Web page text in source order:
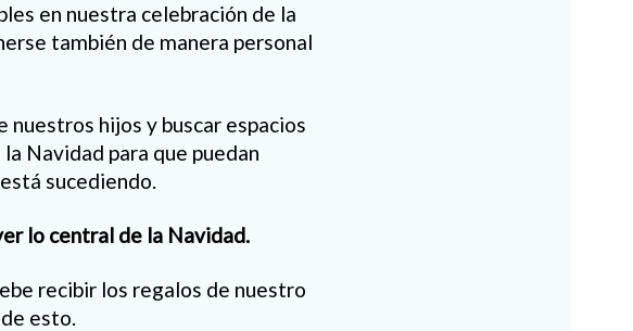
en nuestra celebración de la
también de manera personal
nuestros hijos y buscar espacios
Navidad para que puedan
sucediendo.
lo central de la Navidad.
recibir los regalos de nuestro
esto.